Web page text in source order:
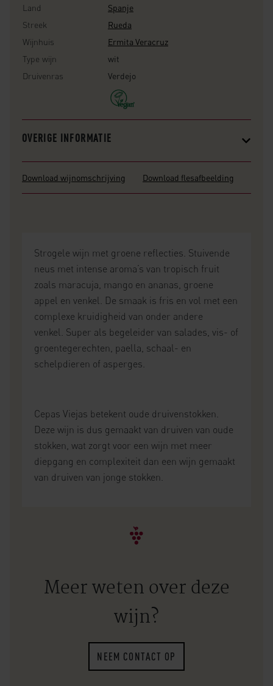
Land
Spanje
Streek
Rueda
Wijnhuis
Ermita Veracruz
Type wijn
wit
Druivenras
Verdejo
OVERIGE INFORMATIE
Download wijnomschrijving Download flesafbeelding
Strogele wijn met groene reflecties. Stuivende
neus met intense aroma’s van tropisch fruit
zoals maracuja, mango en ananas, groene
appel en venkel. De smaak is fris en vol met een
complexe kruidigheid van onder andere
venkel. Super als begeleider van salades, vis- of
groentegerechten, paella, schaal- en
schelpdieren of asperges.
Cepas Viejas betekent oude druivenstokken.
Deze wijn is dus gemaakt van druiven van oude
stokken, wat zorgt voor een wijn met meer
diepgang en complexiteit dan een wijn gemaakt
van druiven van jonge stokken.
Meer weten over deze
wijn?
NEEM CONTACT OP